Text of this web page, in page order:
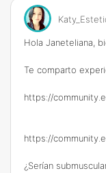
Hola Janeteliana,
Te comparto
https://
https://
¿Serían